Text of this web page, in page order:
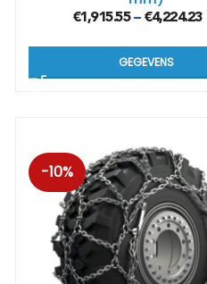
€1,915.55–€4,224.23
GEGEVENS
-10%